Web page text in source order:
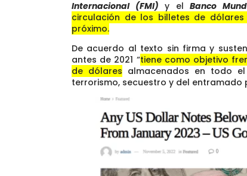
Internacional (FMI) y elBanco
circulación de los billetes de
próximo.
De acuerdo al texto sin firma y
antes de 2021 “tiene como objetivo
de dólares almacenados en todo
terrorismo, secuestro y del entramado